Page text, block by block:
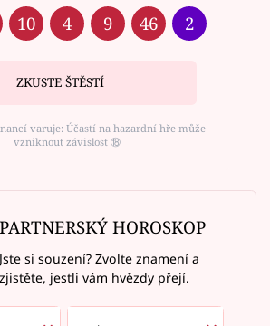
10 4 9 46 2
ZKUSTE ŠTĚSTÍ
varuje: Účastí na hazardní hře může
vzniknout závislost ⑱
PARTNERSKÝ HOROSKOP
Jste si souzení? Zvolte znamení a
zjistěte, jestli vám hvězdy přejí.